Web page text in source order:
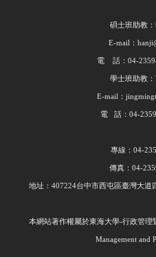
碩士班助教
E-mail：
電 話：04-2359-
學士班助教
E-mail：
電 話：04-2359-
專線：04-
傳真：04-
地址：407224台中市西屯區臺灣大道
本網站著作權屬於東海大學-行政管理
Management and